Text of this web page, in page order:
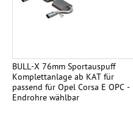
BULL-X 76mm Sportauspuff
Komplettanlage ab KAT für
passend für Opel Corsa E OPC -
Endrohre wählbar